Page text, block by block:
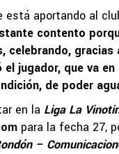
está aportando al
contento
celebrando,
jugador, que va
de poder
en la Liga La
para la fecha 27,
–